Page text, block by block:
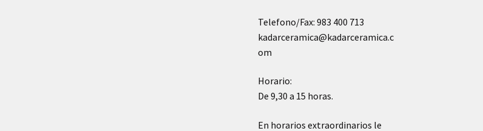
Telefono/Fax: 983 400 713
kadarceramica@kadarceramica.c
om
Horario:
De 9,30 a 15 horas.
En horarios extraordinarios le